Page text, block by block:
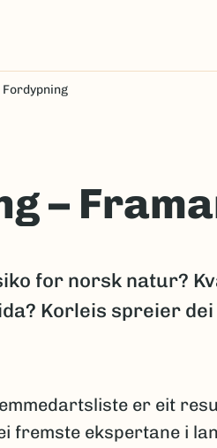
Fordypning
–
for norsk natur?
Korleis spreier
er eit
fremste ekspertane i